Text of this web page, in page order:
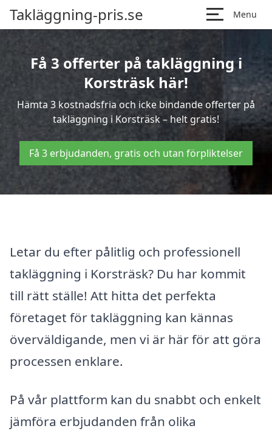
Takläggning-pris.se Menu
Få 3 offerter på takläggning i
Korsträsk här!
Hämta 3 kostnadsfria och icke bindande offerter på
takläggning i Korsträsk – helt gratis!
Få 3 erbjudanden, gratis och utan förpliktelser
Letar du efter pålitlig och professionell
takläggning i Korsträsk? Du har kommit
till rätt ställe! Att hitta det perfekta
företaget för takläggning kan kännas
överväldigande, men vi är här för att göra
processen enklare.
På vår plattform kan du snabbt och enkelt
jämföra erbjudanden från olika